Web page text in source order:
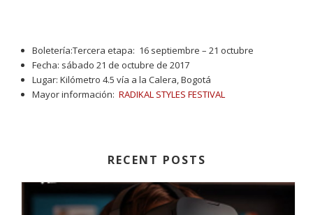
Boletería:Tercera etapa: 16 septiembre – 21 octubre
Fecha: sábado 21 de octubre de 2017
Lugar: Kilómetro 4.5 vía a la Calera, Bogotá
Mayor información: RADIKAL STYLES FESTIVAL
RECENT POSTS